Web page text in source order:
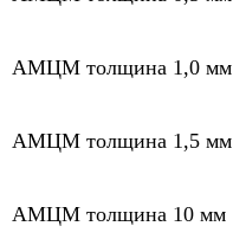
АМЦМ толщина 1,0 мм
АМЦМ толщина 1,5 мм
АМЦМ толщина 10 мм